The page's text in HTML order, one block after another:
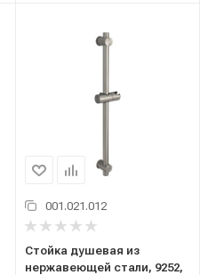
001.021.012
Стойка душевая из
нержавеющей стали, 9252,